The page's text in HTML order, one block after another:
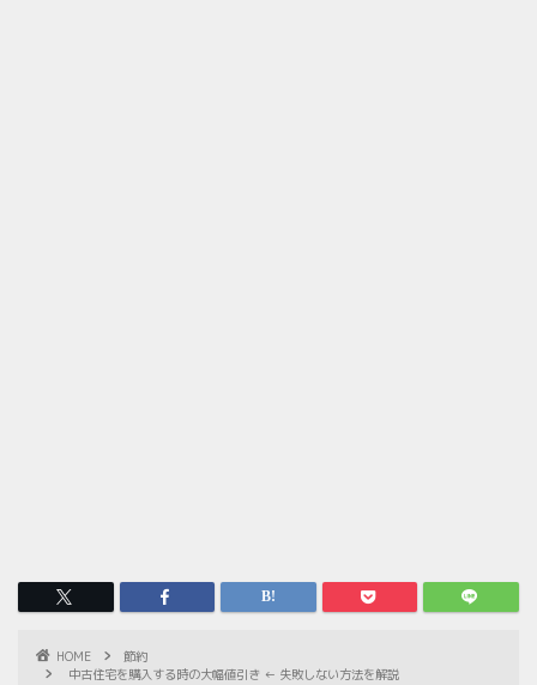
HOME
節約
中古住宅を購入する時の大幅値引き ← 失敗しない方法を解説